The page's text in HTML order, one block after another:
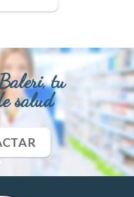
tu
salud